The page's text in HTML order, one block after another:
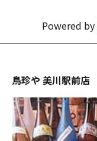
Powered by
鳥珍や 美川駅前店